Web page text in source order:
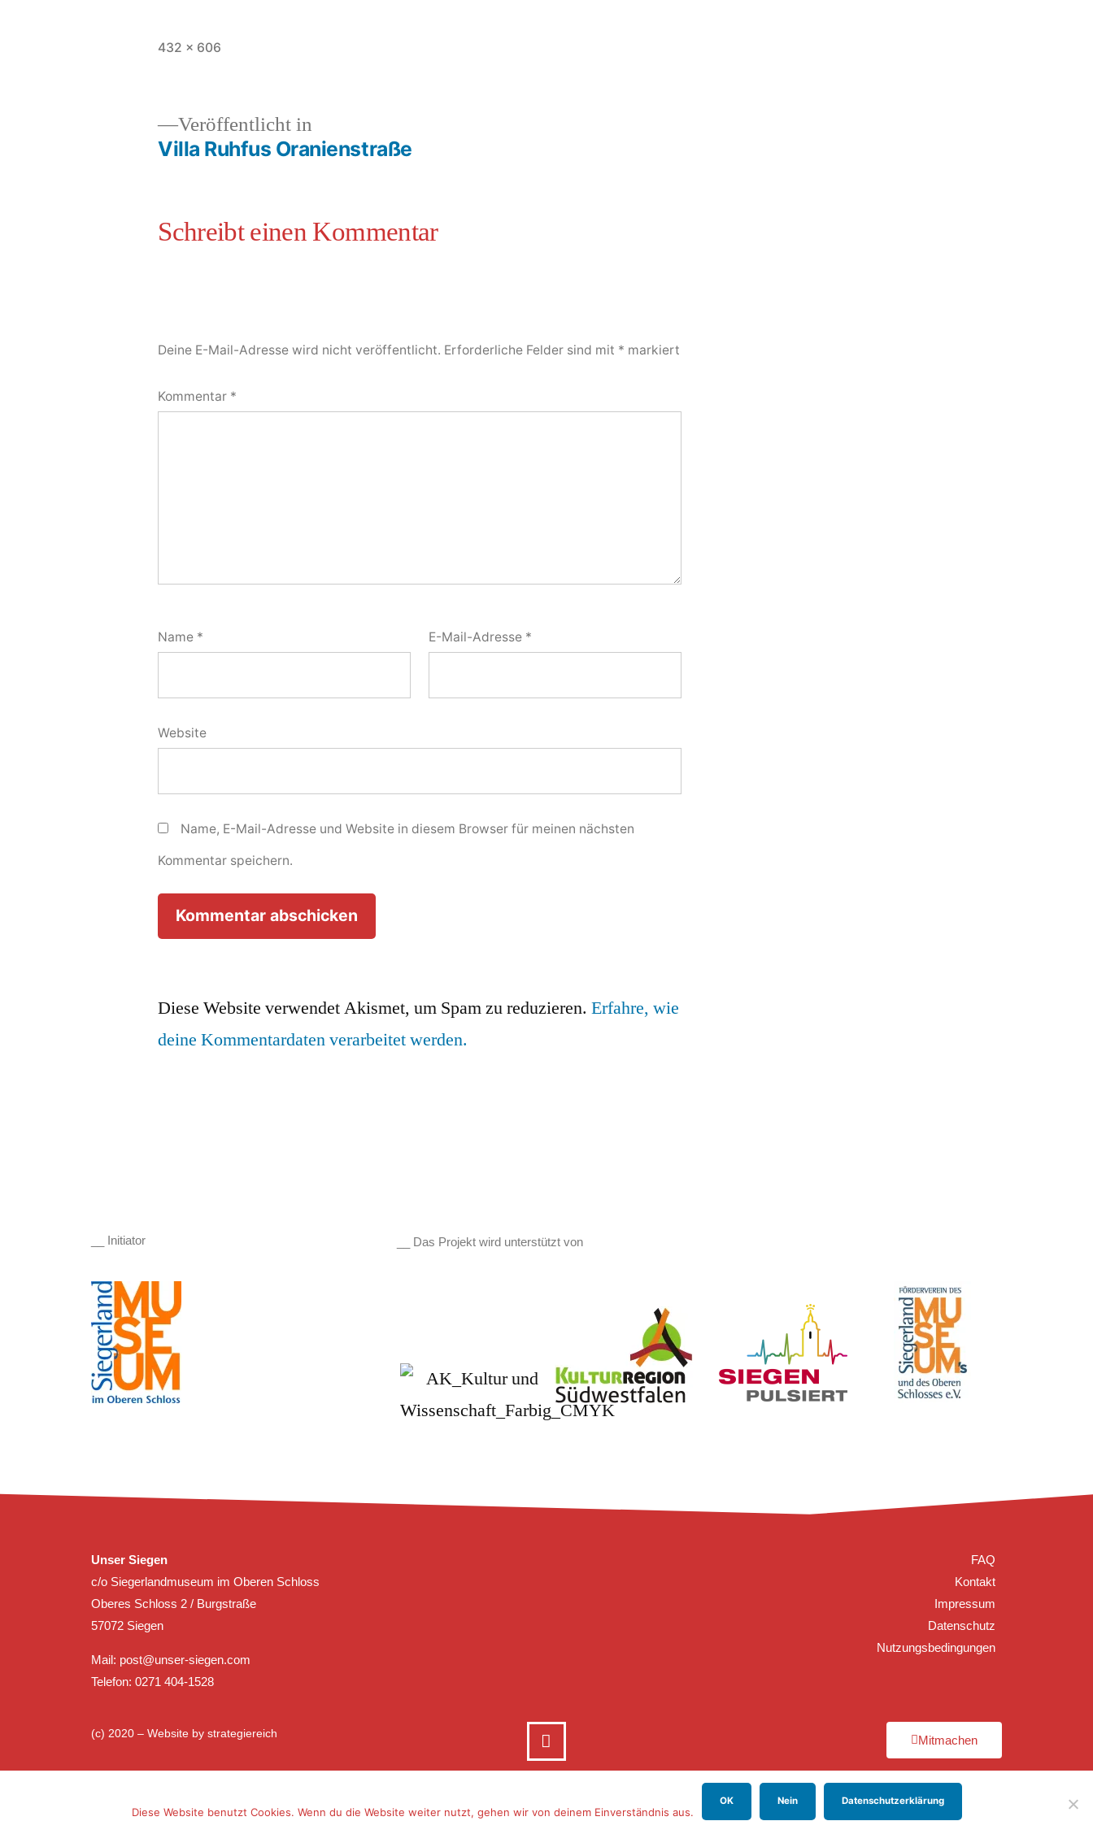
432 × 606
Veröffentlicht in
Villa Ruhfus Oranienstraße
Deine E-Mail-Adresse wird nicht veröffentlicht. Erforderliche Felder sind mit * markiert
Kommentar *
Name * E-Mail-Adresse *
Website
Name, E-Mail-Adresse und Website in diesem Browser für meinen nächsten
Kommentar speichern.
Diese Website verwendet Akismet, um Spam zu reduzieren.Erfahre, wie
deine Kommentardaten verarbeitet werden.
__ Initiator __ Das Projekt wird unterstützt von
Unser Siegen
c/o Siegerlandmuseum im Oberen Schloss
Oberes Schloss 2 / Burgstraße
57072 Siegen
Mail: post@unser-siegen.com
Telefon: 0271 404-1528
FAQ
Kontakt
Impressum
Datenschutz
Nutzungsbedingungen
(c) 2020 – Website by strategiereich Mitmachen
Diese Website benutzt Cookies. Wenn du die Website weiter nutzt, gehen wir von deinem Einverständnis aus.
OK Nein Datenschutzerklärung